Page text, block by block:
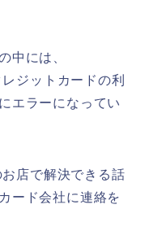
中には、
ジットカードの利
エラーになってい
店で解決できる話
ード会社に連絡を